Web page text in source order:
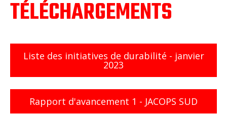
TÉLÉCHARGEMENTS
Liste des initiatives de durabilité - janvier
2023
Rapport d'avancement 1 - JACOPS SUD